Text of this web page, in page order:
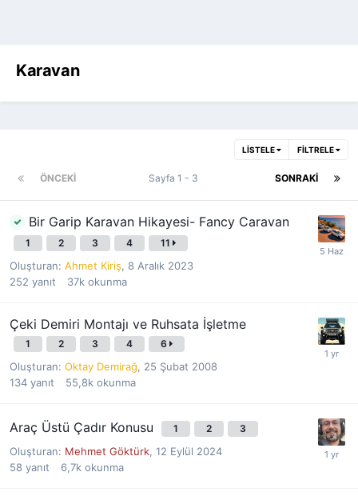
Karavan
LISTELE FILTRELE
ÖNCEKI SONRAKI
Sayfa 1 - 3
Bir Garip Karavan Hikayesi- Fancy Caravan
1 2 3 4 11
Oluşturan: Ahmet Kiriş, 8 Aralık 2023
252 yanıt 37k okunma
Çeki Demiri Montajı ve Ruhsata İşletme
1 2 3 4 6
Oluşturan: Oktay Demirağ, 25 Şubat 2008
134 yanıt 55,8k okunma
Araç Üstü Çadır Konusu 1 2 3
Oluşturan: Mehmet Göktürk, 12 Eylül 2024
58 yanıt 6,7k okunma